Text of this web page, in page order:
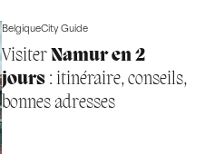
BelgiqueCity Guide
Visiter Namur en 2
jours: itinéraire, conseils,
bonnes adresses